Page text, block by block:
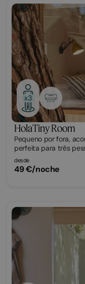
Tiny
x3
HolaTiny Room
Pequeno por fora,
perfeita para três
desde
49 €/noche
Tiny